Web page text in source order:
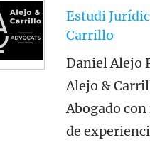
Estudi
Carrillo
Daniel Alejo
Alejo &
Abogado con
de